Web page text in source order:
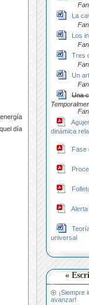
Fandila
La
Fandila
Los
Fandila
Tres
Fandila
Un
Fandila
Una
Fandila
dinámica
Fase
universal
«
¡Siempre
avanzar!
día